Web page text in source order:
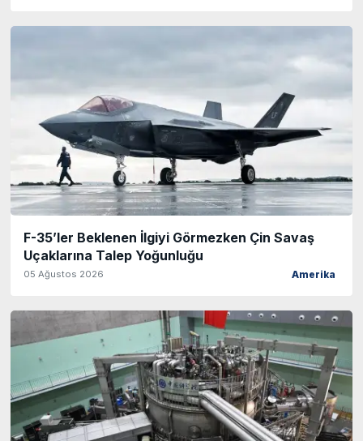
F-35’ler Beklenen İlgiyi Görmezken Çin Savaş
Uçaklarına Talep Yoğunluğu
05 Ağustos 2026 Amerika